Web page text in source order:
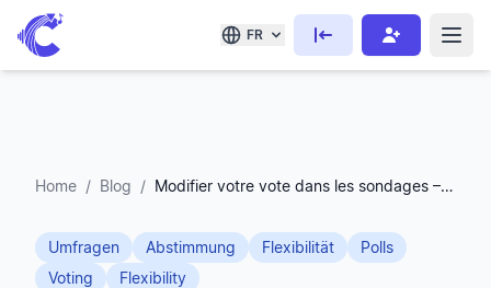
FR
Home / Blog / Modifier votre vote dans les sondages – Flexibilité avec fenêtre de temps configurable
Umfragen Abstimmung Flexibilität
Polls
Voting
Flexibility